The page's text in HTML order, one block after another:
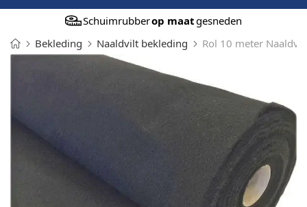
Schuimrubberop maatgesneden
Bekleding
Naaldvilt bekleding Rol 10 meter